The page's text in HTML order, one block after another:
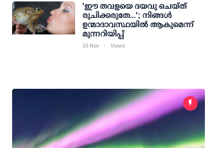
'ഈ തവളയെ ദയവു ചെയ്ത്
രുചിക്കരുതേ...'; നിങ്ങള്‍
ഉന്മാദാവസ്ഥയില്‍ ആകുമെന്ന്
മുന്നറിയിപ്പ്
16 Nov Views